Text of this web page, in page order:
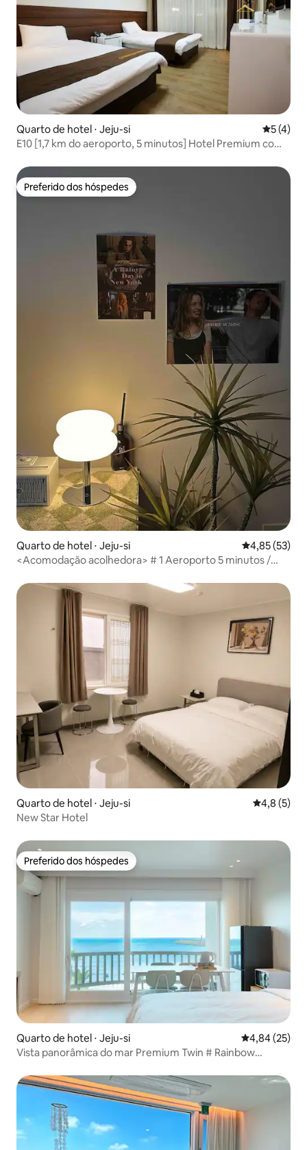
Quarto de hotel ⋅ Jeju-si 5 de
5 (4)
E10 [1,7 km do aeroporto, 5 minutos] Hotel Premium com
aeroporto. Estacionamento amplo.
Preferido dos hóspedes
Preferido dos hóspedes
Quarto de hotel ⋅ Jeju-si 4,85 de uma
4,85 (53)
<Acomodação acolhedora> # 1 Aeroporto 5 minutos /
Duty Free 5 minutos
Quarto de hotel ⋅ Jeju-si 4,8 de
4,8 (5)
New Star Hotel
Preferido dos hóspedes
Preferido dos hóspedes
Quarto de hotel ⋅ Jeju-si 4,84 de uma
4,84 (25)
Vista panorâmica do mar Premium Twin # Rainbow